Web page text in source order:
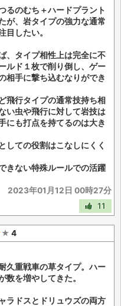
るのむち＋ハードプラント
が、岩タイプの強力な通常
目したい。
、タイプ相性上は完全に不
ルド１枚で削り倒し、ゲー
相手に撃ち込むなりができ
飛行タイプの通常技持ち相
い虫や飛行に対して岩技は
にも打点を持てるのは大き
しての役割はこなしにくく
きない特殊ルールでの活躍
2023年01月12日 00時27分
11
★ 4
久重戦車の草タイプ。ハー
数を増やしてきた。
ラドスとドリュウズの両方